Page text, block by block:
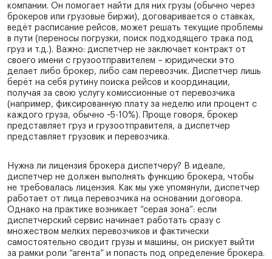
компании. Он помогает найти для них грузы (обычно через
брокеров или грузовые биржи), договаривается о ставках,
ведёт расписание рейсов, может решать текущие проблемы
в пути (переносы погрузки, поиск подходящего трака под
груз и т.д.). Важно: диспетчер не заключает контракт от
своего имени с грузоотправителем – юридически это
делает либо брокер, либо сам перевозчик. Диспетчер лишь
берёт на себя рутину поиска рейсов и координации,
получая за свою услугу комиссионные от перевозчика
(например, фиксированную плату за неделю или процент с
каждого груза, обычно ~5-10%). Проще говоря, брокер
представляет груз и грузоотправителя, а диспетчер
представляет грузовик и перевозчика.
Нужна ли лицензия брокера диспетчеру? В идеале,
диспетчер не должен выполнять функцию брокера, чтобы
не требовалась лицензия. Как мы уже упомянули, диспетчер
работает от лица перевозчика на основании договора.
Однако на практике возникает “серая зона”: если
диспетчерский сервис начинает работать сразу с
множеством мелких перевозчиков и фактически
самостоятельно сводит грузы и машины, он рискует выйти
за рамки роли “агента” и попасть под определение брокера.